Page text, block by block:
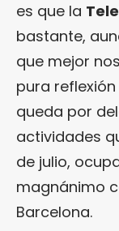
es que la
bastante,
que mejor
pura
queda por
actividades
de julio,
magnánimo
Barcelona.